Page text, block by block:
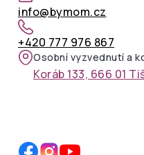
info@bymom.cz
+420 777 976 867
Osobní vyzvednutí a
Koráb 133, 666 01